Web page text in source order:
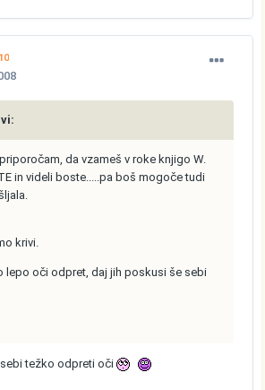
10
da vzameš v roke knjigo W.
in videli boste.....pa boš mogoče tudi
krivi.
lepo oči odpret, daj jih poskusi še sebi
sebi težko odpreti oči